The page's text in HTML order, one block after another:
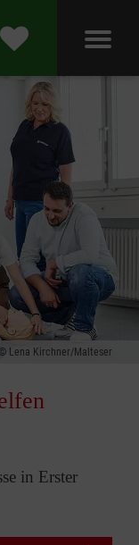
Lena Kirchner/Malteser
in Erster